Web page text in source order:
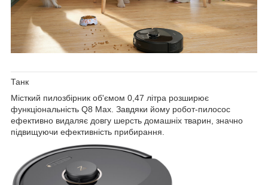
Танк
Місткий пилозбірник об'ємом 0,47 літра розширює
функціональність Q8 Max. Завдяки йому робот-пилосос
ефективно видаляє довгу шерсть домашніх тварин, значно
підвищуючи ефективність прибирання.